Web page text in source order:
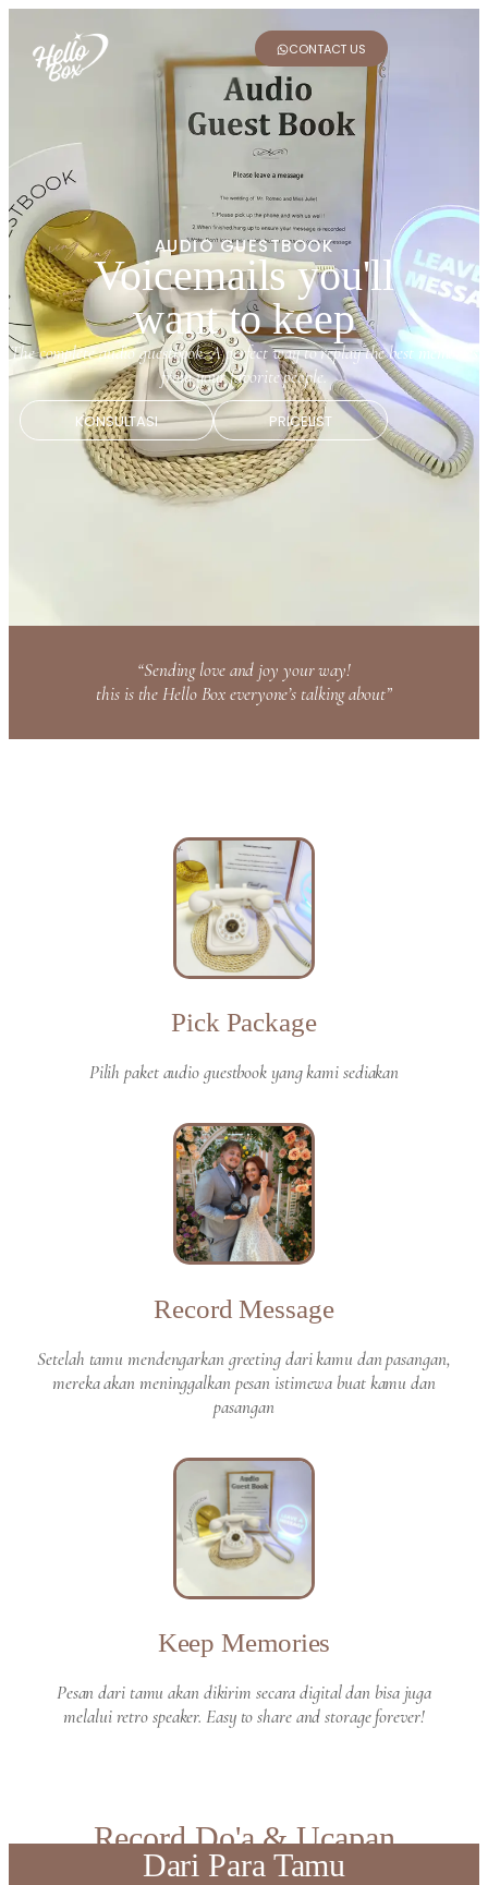
CONTACT US
AUDIO GUESTBOOK
Voicemails you'll
want to keep
The complete audio guestbook. A perfect way to replay the best memories
from your favorite people.
KONSULTASI PRICELIST
“Sending love and joy your way!
this is the Hello Box everyone’s talking about”
Pick Package
Pilih paket audio guestbook yang kami sediakan
Record Message
Setelah tamu mendengarkan greeting dari kamu dan pasangan,
mereka akan meninggalkan pesan istimewa buat kamu dan
pasangan
Keep Memories
Pesan dari tamu akan dikirim secara digital dan bisa juga
melalui retro speaker. Easy to share and storage forever!
Record Do'a & Ucapan
Dari Para Tamu